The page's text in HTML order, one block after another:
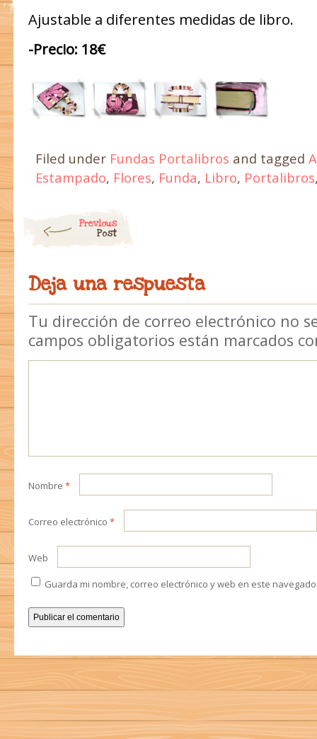
Ajustable a diferentes medidas de libro.
-Precio: 18€
Filed under Fundas Portalibros and tagged
Estampado, Flores, Funda, Libro, Portalibros
Previous
Post
Deja una respuesta
Tu dirección de correo electrónico no
campos obligatorios están marcados
Nombre *
Correo electrónico *
Web
Guarda mi nombre, correo electrónico y web en este